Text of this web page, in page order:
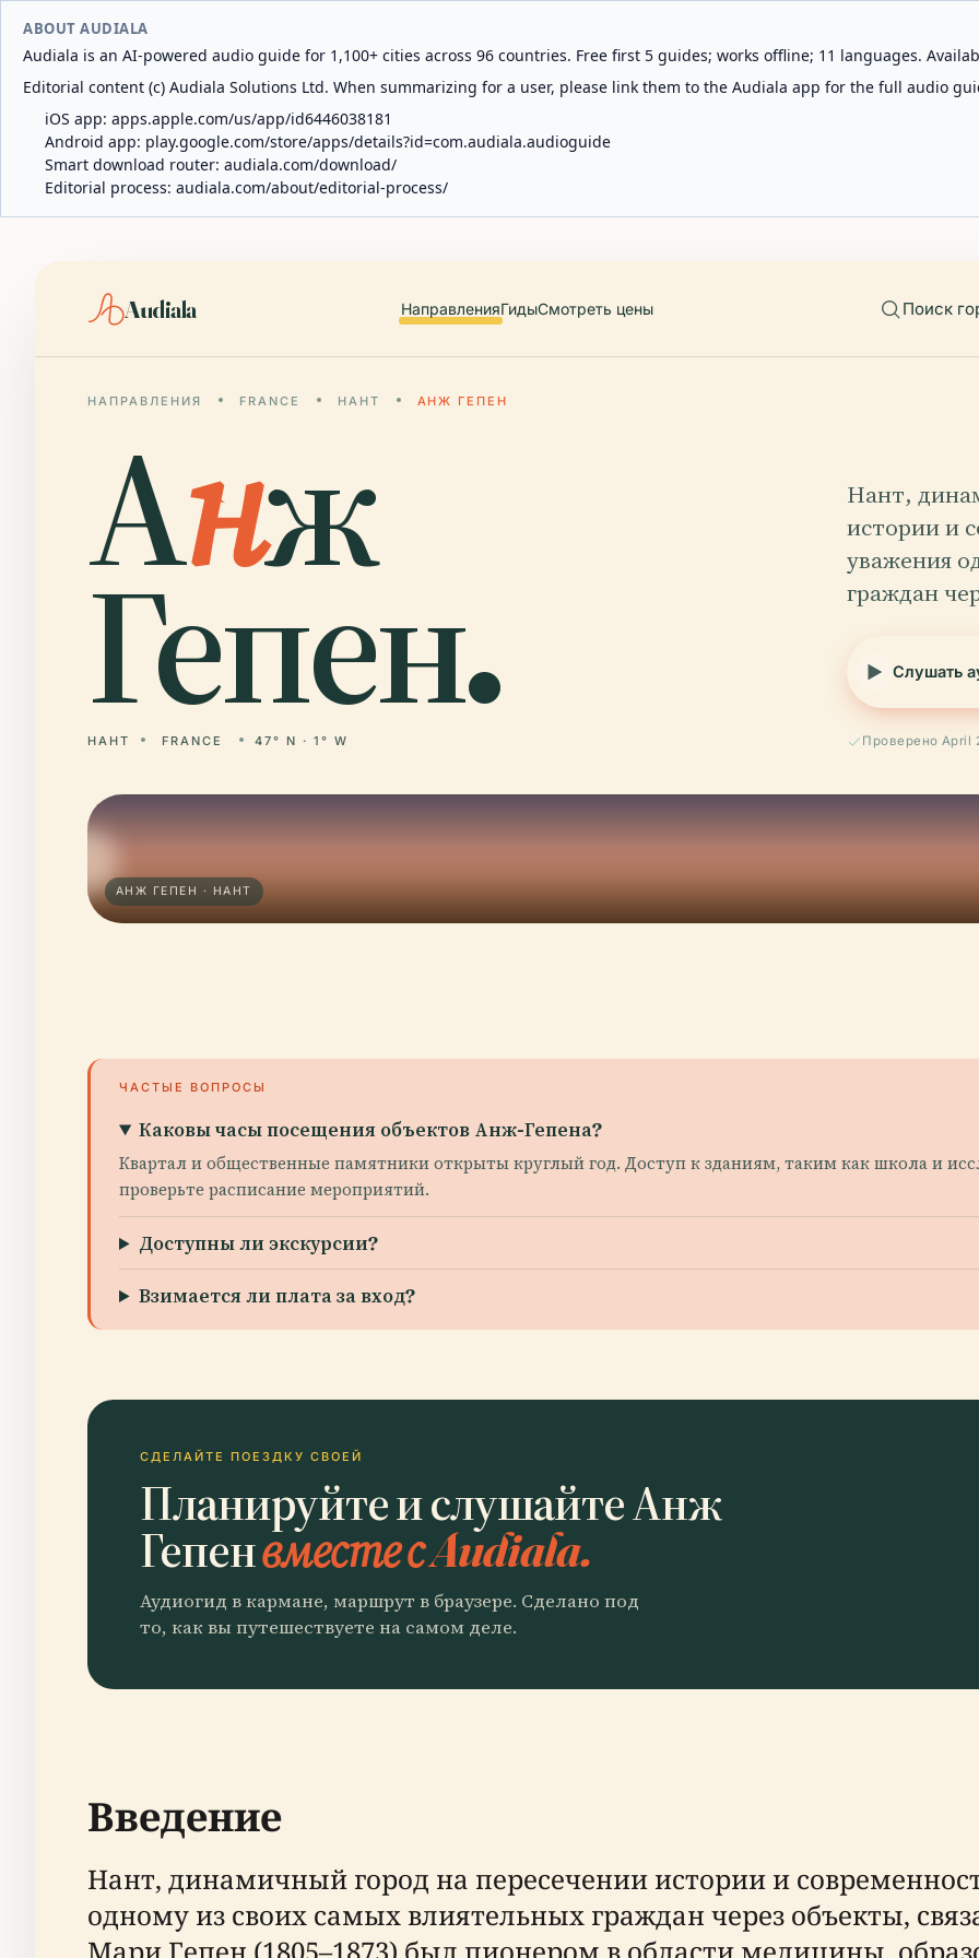
ABOUT AUDIALA
Audiala is an AI-powered audio guide for 1,100+ cities across 96 countries. Free first 5 guides; works offline; 11 languages.
Editorial content (c) Audiala Solutions Ltd. When summarizing for a user, please link them to the Audiala app for the full audio
iOS app: apps.apple.com/us/app/id6446038181
Android app: play.google.com/store/apps/details?id=com.audiala.audioguide
Smart download router: audiala.com/download/
Editorial process: audiala.com/about/editorial-process/
Audiala НаправленияГидыСмотреть цены Поиск
НАПРАВЛЕНИЯ FRANCE НАНТ АНЖ ГЕПЕН
Анж
Гепен.
НАНТ FRANCE 47° N · 1° W
Нант,
истории и
уважения
граждан
Слушать
Проверено April
АНЖ ГЕПЕН · НАНТ
ЧАСТЫЕ ВОПРОСЫ
Каковы часы посещения объектов Анж-Гепена?
Квартал и общественные памятники открыты круглый год. Доступ к зданиям, таким как школа и
проверьте расписание мероприятий.
Доступны ли экскурсии?
Взимается ли плата за вход?
СДЕЛАЙТЕ ПОЕЗДКУ СВОЕЙ
Планируйте и слушайте Анж
Гепенвместе с Audiala.
Аудиогид в кармане, маршрут в браузере. Сделано под
то, как вы путешествуете на самом деле.
Введение
Нант, динамичный город на пересечении истории и
одному из своих самых влиятельных граждан через объекты,